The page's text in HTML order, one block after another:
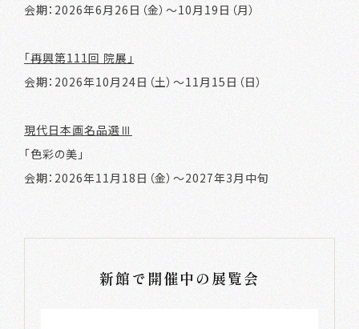
会期：2026年6月26日（金）～10月19日（月）
「再興第111回 院展」
会期：2026年10月24日（土）～11月15日（日）
現代日本画名品選Ⅲ
「色彩の美」
会期：2026年11月18日（金）～2027年3月中旬
新館で開催中の展覧会